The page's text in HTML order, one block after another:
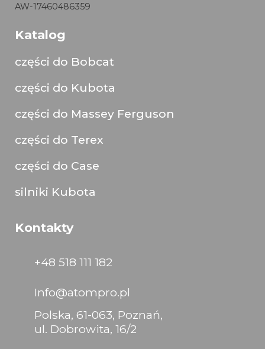
AW-17460486359
Katalog
części do Bobcat
części do Kubota
części do Massey Ferguson
części do Terex
części do Case
silniki Kubota
Kontakty
+48 518 111 182
Info@atompro.pl
Polska, 61-063, Poznań,
ul. Dobrowita, 16/2